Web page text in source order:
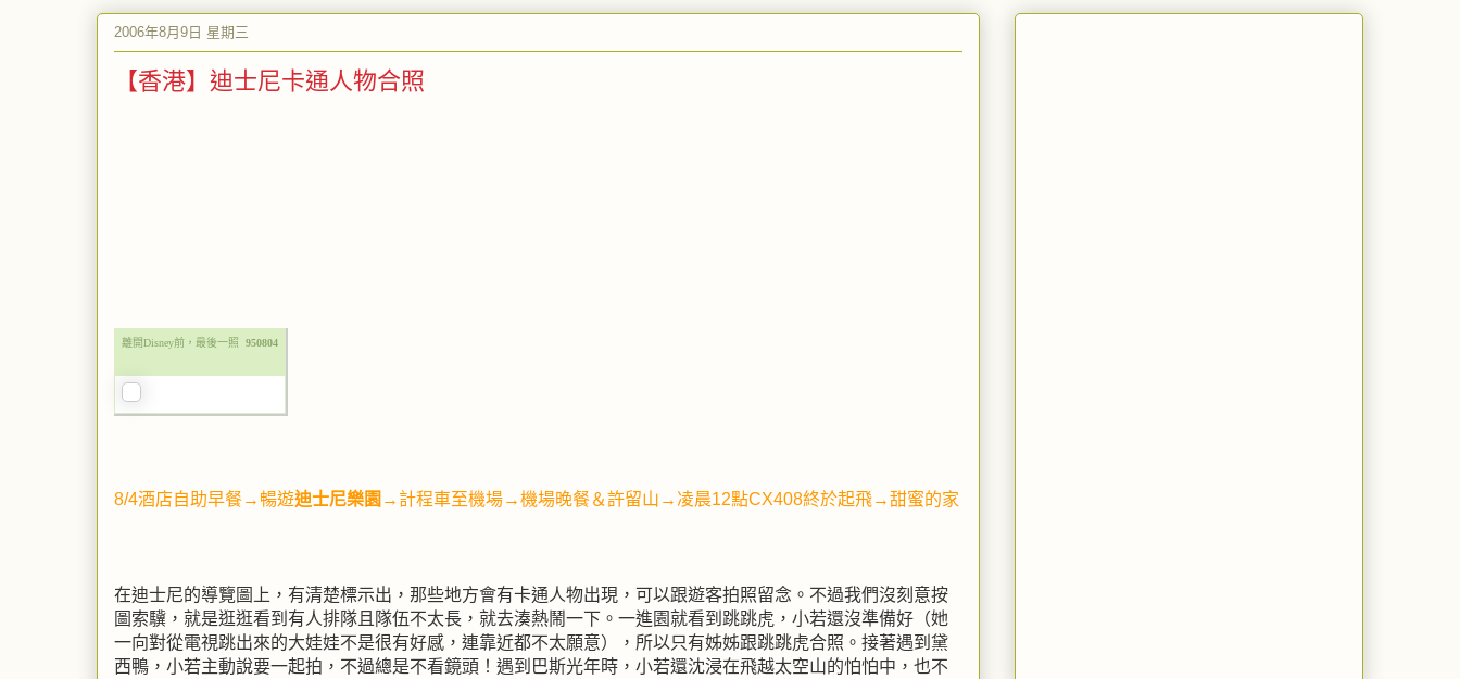
2006年8月9日 星期三
【香港】迪士尼卡通人物合照
離開Disney前，最後一照 950804
8/4酒店自助早餐→暢遊迪士尼樂園 →計程車至機場→機場晚餐＆許留山→凌晨12點CX408終於起飛→甜蜜的家
在迪士尼的導覽圖上，有清楚標示出，那些地方會有卡通人物出現，可以跟遊客拍照留念。不過我們沒刻意按
圖索驥，就是逛逛看到有人排隊且隊伍不太長，就去湊熱鬧一下。一進園就看到跳跳虎，小若還沒準備好（她
一向對從電視跳出來的大娃娃不是很有好感，連靠近都不太願意），所以只有姊姊跟跳跳虎合照。接著遇到黛
西鴨，小若主動說要一起拍，不過總是不看鏡頭！遇到巴斯光年時，小若還沈浸在飛越太空山的怕怕中，也不